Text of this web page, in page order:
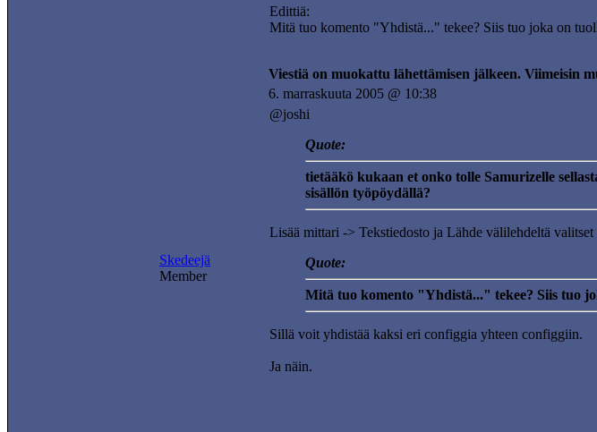
Edittiä:
Mitä tuo komento "Yhdistä..." tekee? Siis tuo joka on
Viestiä on muokattu lähettämisen jälkeen. Viimeisin
Skedeejä
Member
6. marraskuuta 2005 @ 10:38
@joshi
Quote:
tietääkö kukaan et onko tolle Samurizelle
sisällön työpöydällä?
Lisää mittari -> Tekstiedosto ja Lähde välilehdeltä valitset
Quote:
Mitä tuo komento "Yhdistä..." tekee? Siis tuo
Sillä voit yhdistää kaksi eri configgia yhteen configgiin.
Ja näin.